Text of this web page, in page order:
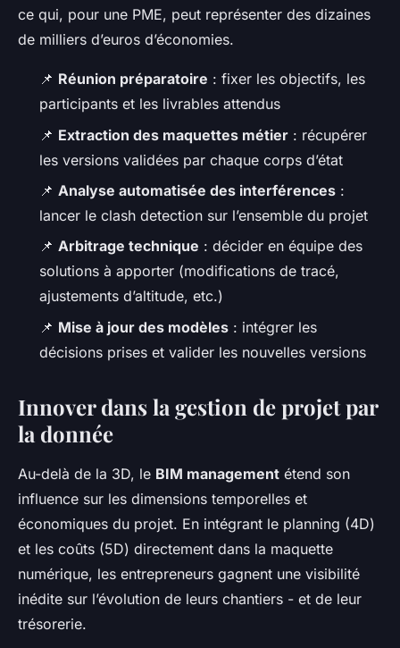
ce qui, pour une PME, peut représenter des dizaines
de milliers d’euros d’économies.
📌 Réunion préparatoire : fixer les objectifs, les
participants et les livrables attendus
📌 Extraction des maquettes métier : récupérer
les versions validées par chaque corps d’état
📌 Analyse automatisée des interférences :
lancer le clash detection sur l’ensemble du projet
📌 Arbitrage technique : décider en équipe des
solutions à apporter (modifications de tracé,
ajustements d’altitude, etc.)
📌 Mise à jour des modèles : intégrer les
décisions prises et valider les nouvelles versions
Innover dans la gestion de projet par
la donnée
Au-delà de la 3D, le BIM management étend son
influence sur les dimensions temporelles et
économiques du projet. En intégrant le planning (4D)
et les coûts (5D) directement dans la maquette
numérique, les entrepreneurs gagnent une visibilité
inédite sur l’évolution de leurs chantiers - et de leur
trésorerie.